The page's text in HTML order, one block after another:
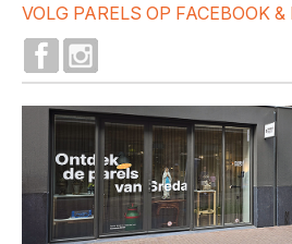
VOLG PARELS OP FACEBOOK